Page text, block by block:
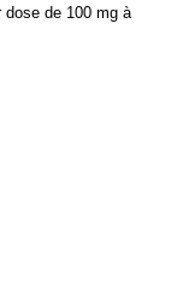
dose de 100 mg à